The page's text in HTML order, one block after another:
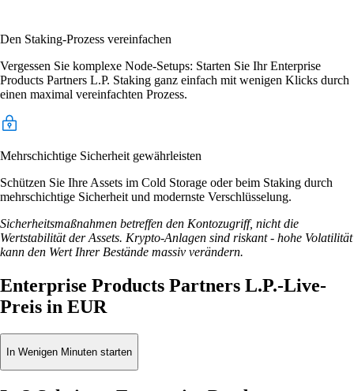
Den Staking-Prozess vereinfachen
Vergessen Sie komplexe Node-Setups: Starten Sie Ihr Enterprise
Products Partners L.P. Staking ganz einfach mit wenigen Klicks durch
einen maximal vereinfachten Prozess.
Mehrschichtige Sicherheit gewährleisten
Schützen Sie Ihre Assets im Cold Storage oder beim Staking durch
mehrschichtige Sicherheit und modernste Verschlüsselung.
Sicherheitsmaßnahmen betreffen den Kontozugriff, nicht die
Wertstabilität der Assets. Krypto-Anlagen sind riskant - hohe Volatilität
kann den Wert Ihrer Bestände massiv verändern.
Enterprise Products Partners L.P.-Live-
Preis in EUR
In Wenigen Minuten starten